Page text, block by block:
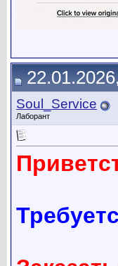
Soul_Service
Лаборант